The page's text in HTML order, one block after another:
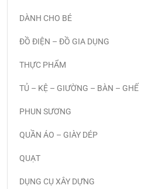
DÀNH CHO BÉ
ĐỒ ĐIỆN – ĐỒ GIA DỤNG
THỰC PHẨM
TỦ – KỆ – GIƯỜNG – BÀN – GHẾ
PHUN SƯƠNG
QUẦN ÁO – GIÀY DÉP
QUẠT
DỤNG CỤ XÂY DỰNG